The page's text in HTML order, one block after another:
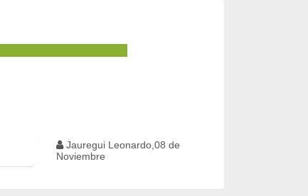
Jauregui Leonardo,08 de
Noviembre